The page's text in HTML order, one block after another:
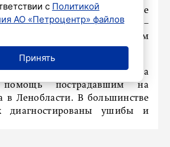
в приемное
19 человек. Из них 9 –
Всем пострадавшим
медицинская помощь.
, что Лужская ЦРБ оказала
помощь пострадавшим на
в Ленобласти. В большинстве
диагностированы ушибы и
с Политикой
АО «Петроцентр» файлов
Принять